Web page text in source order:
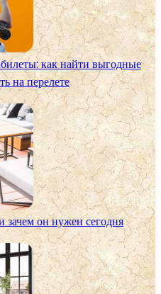
как найти выгодные
на перелете
зачем он нужен сегодня